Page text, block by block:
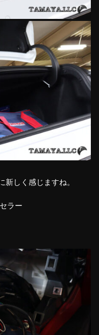
新しく感じますね。
ラー